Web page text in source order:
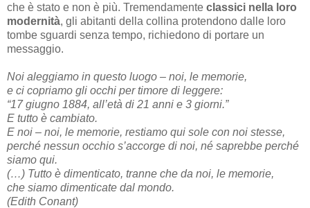
che è stato e non è più. Tremendamente classici nella loro
modernità, gli abitanti della collina protendono dalle loro
tombe sguardi senza tempo, richiedono di portare un
messaggio.
Noi aleggiamo in questo luogo – noi, le memorie,
e ci copriamo gli occhi per timore di leggere:
“17 giugno 1884, all’età di 21 anni e 3 giorni.”
E tutto è cambiato.
E noi – noi, le memorie, restiamo qui sole con noi stesse,
perché nessun occhio s’accorge di noi, né saprebbe perché
siamo qui.
(…) Tutto è dimenticato, tranne che da noi, le memorie,
che siamo dimenticate dal mondo.
(Edith Conant)